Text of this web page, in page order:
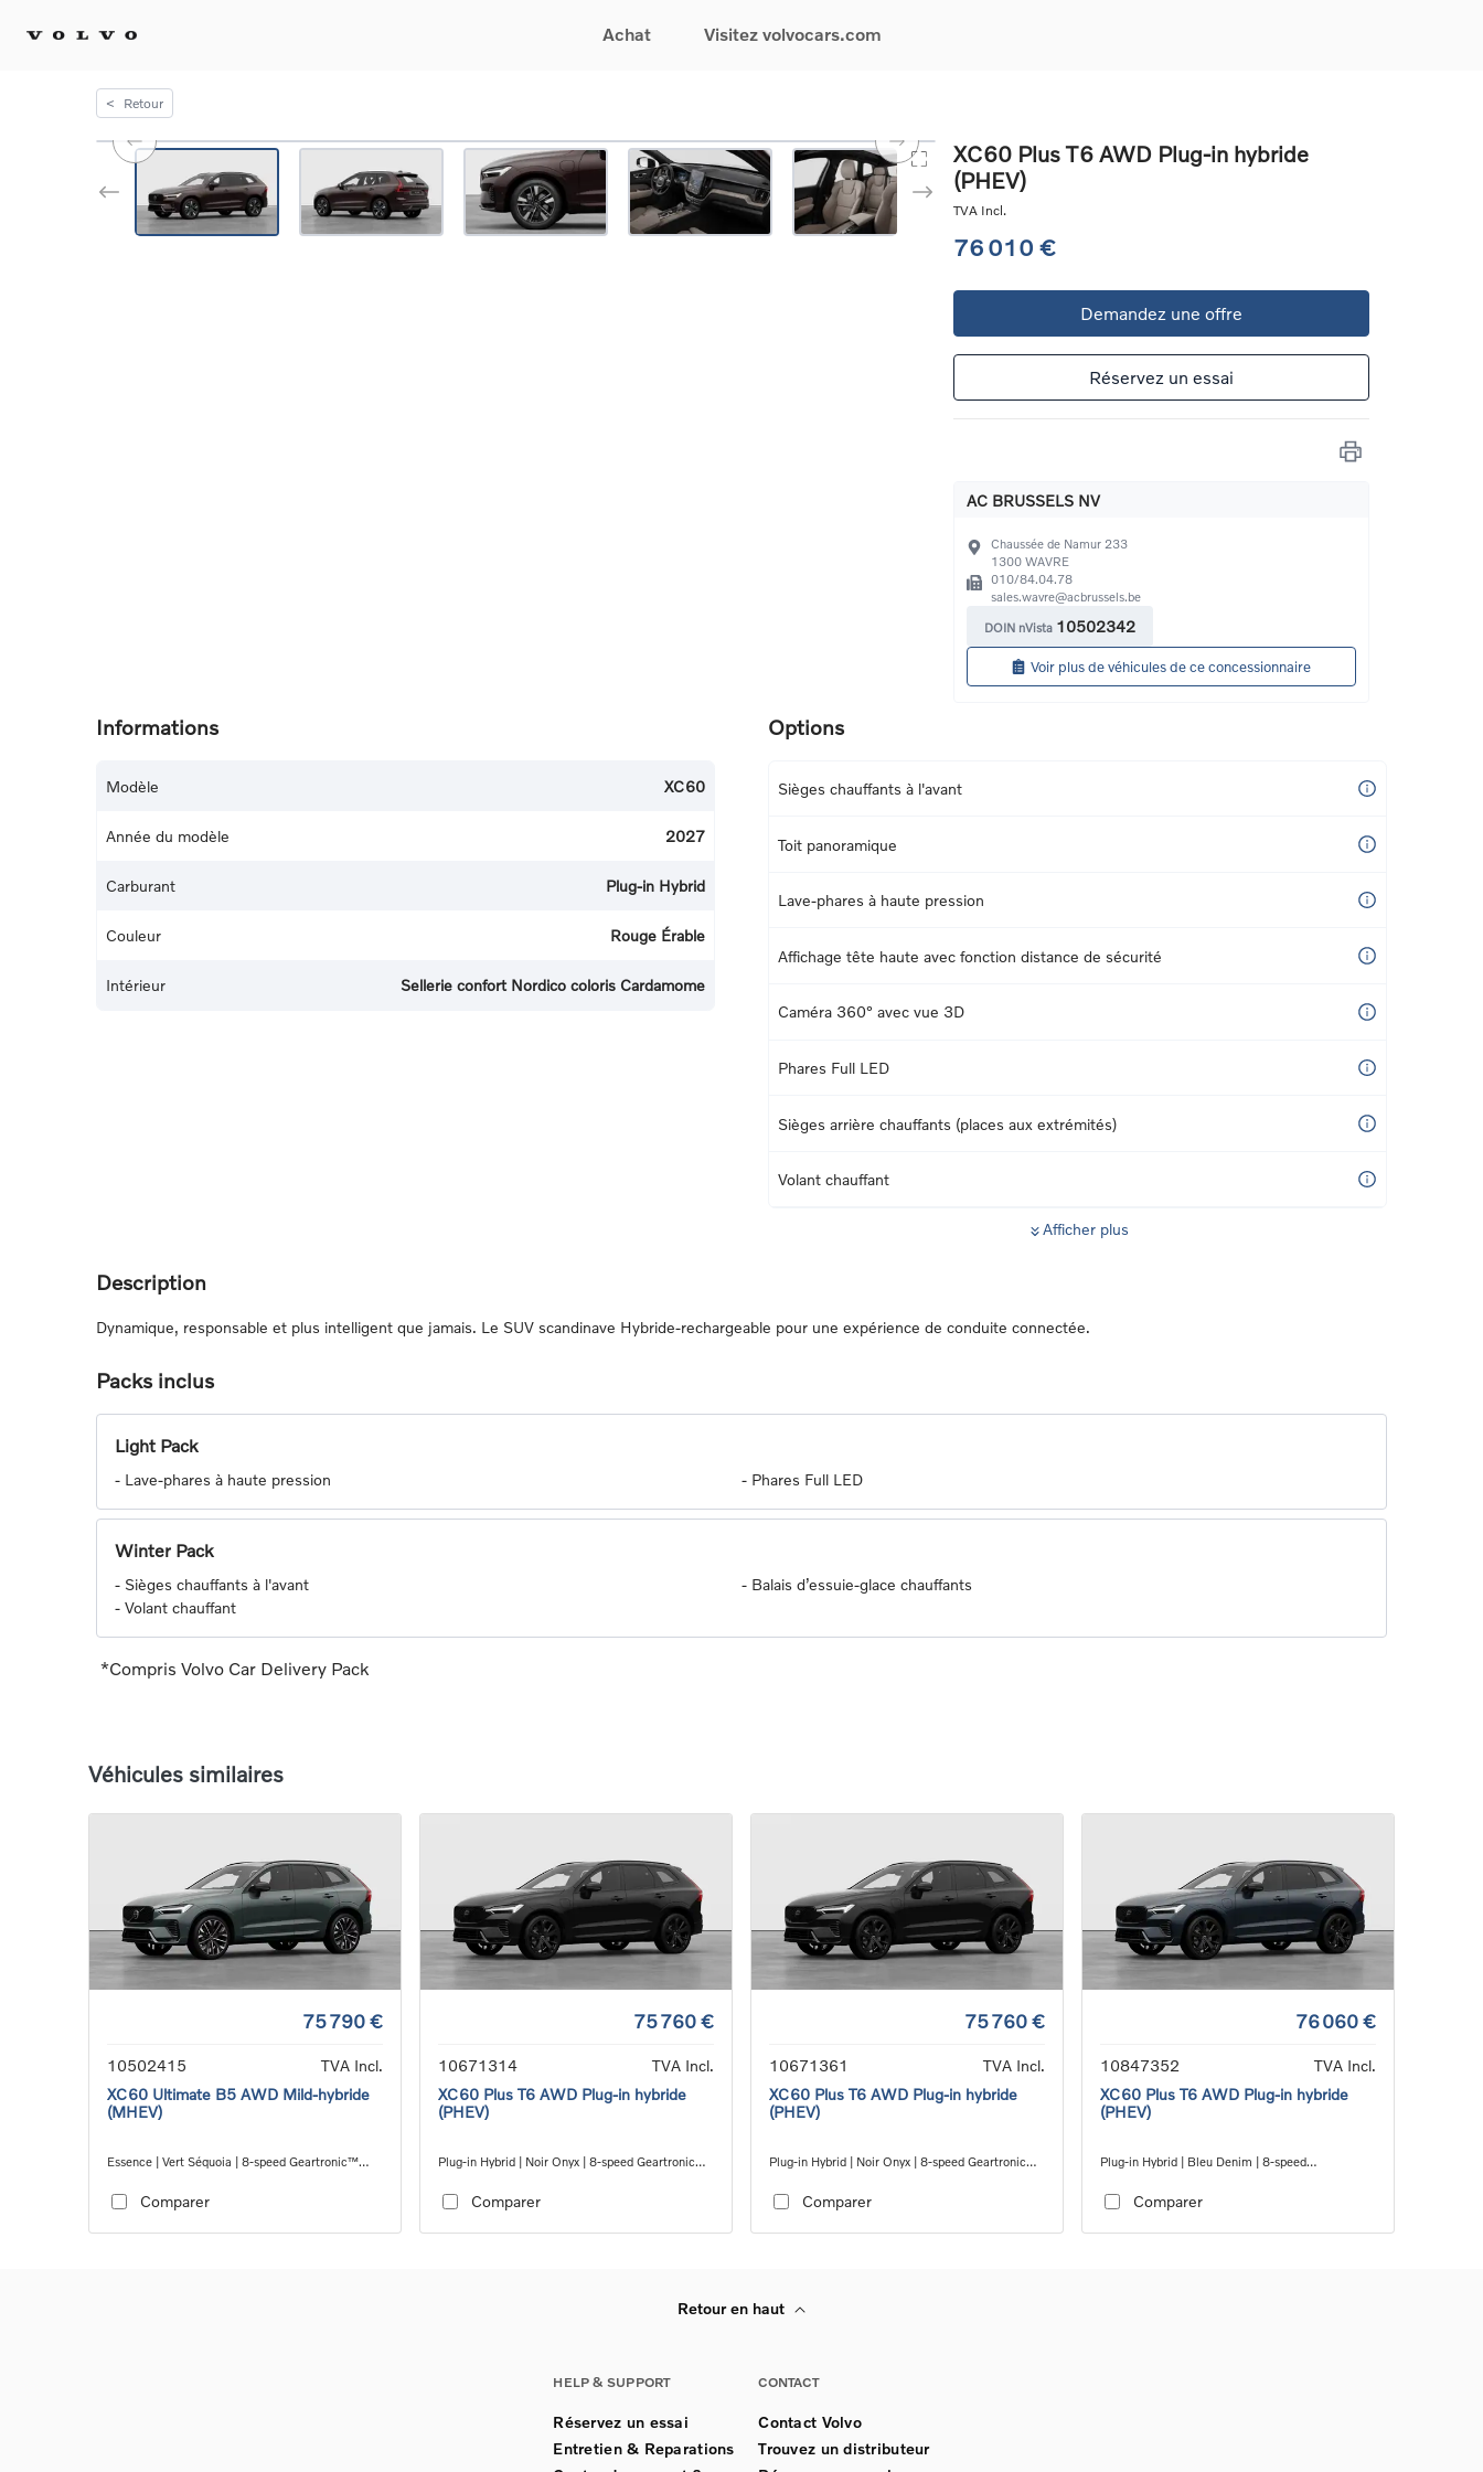
Achat
EX30
EX40
EC40
Voitures électriques
Voitures hybrides
rechargeables
Visitez volvocars.com
Configurez votre voiture
Offres du moment
Voitures d'occasion
Financement
Assurances
Réservez un essai
Entretien & Réparations
Reprise de votre voiture
Service de dépannage
Trouver un distributeur
< Retour
XC60 Plus T6 AWD Plug-in hybride
(PHEV)
TVA Incl.
76 010 €
Demandez une offre
Réservez un essai
AC BRUSSELS NV
Chaussée de Namur 233
1300 WAVRE
010/84.04.78
sales.wavre@acbrussels.be
DOIN nVista 10502342
Voir plus de véhicules de ce concessionnaire
Informations
Modèle XC60
Année du modèle 2027
Carburant Plug-in Hybrid
Couleur Rouge Érable
Intérieur Sellerie confort Nordico coloris Cardamome
Options
Sièges chauffants à l'avant
Toit panoramique
Lave-phares à haute pression
Affichage tête haute avec fonction distance de sécurité
Caméra 360° avec vue 3D
Phares Full LED
Sièges arrière chauffants (places aux extrémités)
Volant chauffant
Afficher plus
Description
Dynamique, responsable et plus intelligent que jamais. Le SUV scandinave Hybride-rechargeable pour une expérience de conduite connectée.
Packs inclus
Light Pack
- Lave-phares à haute pression - Phares Full LED
Winter Pack
- Sièges chauffants à l'avant - Balais d’essuie-glace chauffants
- Volant chauffant
*Compris Volvo Car Delivery Pack
Véhicules similaires
75 790 €
10502415
TVA Incl.
XC60 Ultimate B5 AWD Mild-hybride
(MHEV)
Essence | Vert Séquoia | 8-speed Geartronic™
Comparer
75 760 €
10671314
TVA Incl.
XC60 Plus T6 AWD Plug-in hybride
(PHEV)
Plug-in Hybrid | Noir Onyx | 8-speed Geartronic™
Comparer
75 760 €
10671361
TVA Incl.
XC60 Plus T6 AWD Plug-in hybride
(PHEV)
Plug-in Hybrid | Noir Onyx | 8-speed Geartronic™
Comparer
76 060 €
10847352
TVA Incl.
XC60 Plus T6 AWD Plug-in hybride
(PHEV)
Plug-in Hybrid | Bleu Denim | 8-speed
Comparer
Retour en haut
HELP & SUPPORT
Réservez un essai
Entretien & Reparations
CONTACT
Contact Volvo
Trouvez un distributeur